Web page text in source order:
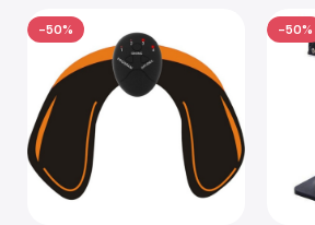
-50% -50%